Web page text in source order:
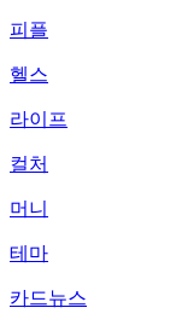
피플
헬스
라이프
컬처
머니
테마
카드뉴스